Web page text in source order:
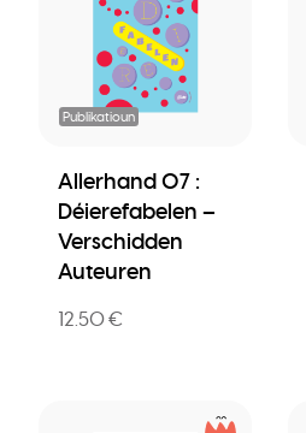
Publikatioun
Allerhand 07 :
Déierefabelen –
Verschidden
Auteuren
12.50 €